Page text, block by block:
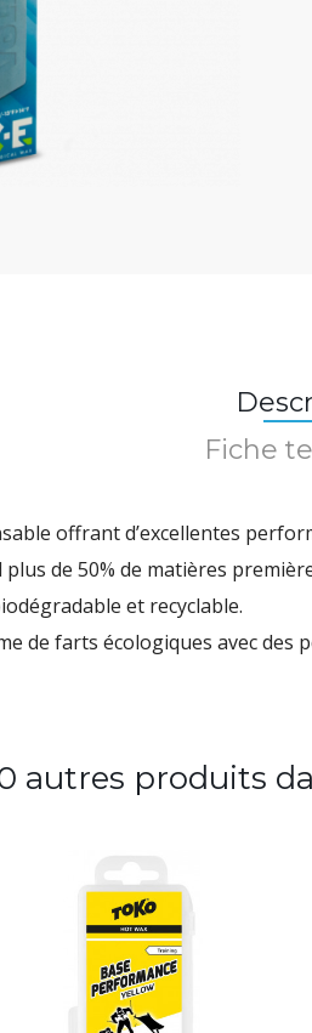
Fiche
offrant d’excellentes
de 50% de matières
et recyclable.
de farts écologiques avec des
autres produits